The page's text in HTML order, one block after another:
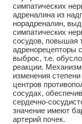
симпатических
адреналина из
норадреналин,
симпатических
сосудов, повышая
адренорецепторы
выброс, т.е.
реакции.
изменения
центров
сосудах,
сердечно-
значение имеют
артерий почек.